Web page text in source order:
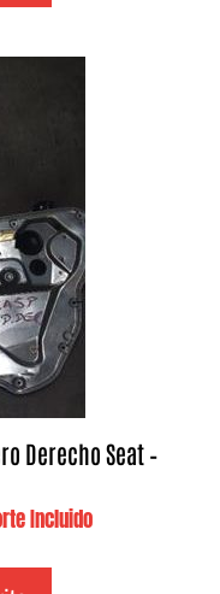
Derecho Seat –
Incluido